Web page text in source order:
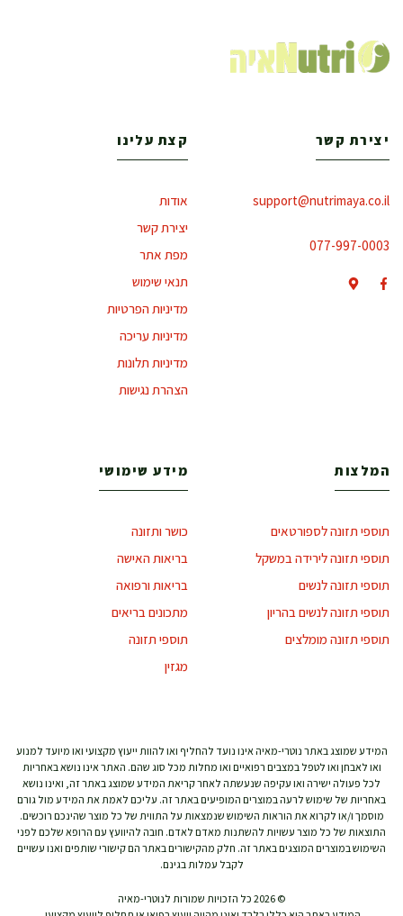
יצירת קשר
support@nutrimaya.co.il
077-997-0003
קצת עלינו
אודות
יצירת קשר
מפת אתר
תנאי שימוש
מדיניות הפרטיות
מדיניות עריכה
מדיניות תלונות
הצהרת נגישות
המלצות
תוספי תזונה לספורטאים
תוספי תזונה לירידה במשקל
תוספי תזונה לנשים
תוספי תזונה לנשים בהריון
תוספי תזונה מומלצים
מידע שימושי
כושר ותזונה
בריאות האישה
בריאות ורפואה
מתכונים בריאים
תוספי תזונה
מגזין
המידע שמוצג באתר נוטרי-מאיה אינו נועד להחליף ואו להוות ייעוץ מקצועי ואו מיועד למנוע
ואו לאבחן ואו לטפל במצבים רפואיים ואו מחלות מכל סוג שהם. האתר אינו נושא באחריות
לכל פעולה ישירה ואו עקיפה שנעשתה לאחר קריאת המידע שמוצג באתר זה, ואינו נושא
באחריות של שימוש לרעה במוצרים המופיעים באתר זה. עליכם לאמת את המידע מול גורם
מוסמך ו/או לקרוא את הוראות השימוש שנמצאות על התווית של כל מוצר שהינכם רוכשים.
התוצאות של כל מוצר עשויות להשתנות מאדם לאדם. חובה להיוועץ עם הרופא שלכם לפני
השימוש במוצרים המוצגים באתר זה. חלק מהקישורים באתר הם קישורי שותפים ואנו עשויים
לקבל עמלות בגינם.
© 2026 כל הזכויות שמורות לנוטרי-מאיה